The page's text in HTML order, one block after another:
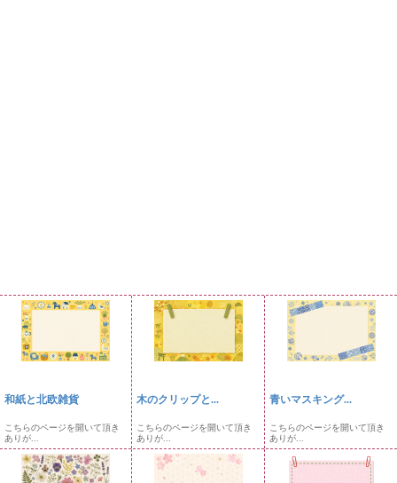
和紙と北欧雑貨
こちらのページを開いて頂き
ありが...
木のクリップと...
こちらのページを開いて頂き
ありが...
青いマスキング...
こちらのページを開いて頂き
ありが...